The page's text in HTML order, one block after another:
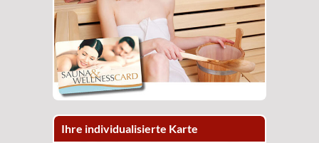
Ihre individualisierte Karte